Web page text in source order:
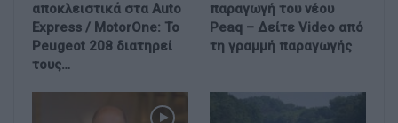
αποκλειστικά στα Auto
Express / MotorOne: Το
Peugeot 208 διατηρεί
τους…
παραγωγή του νέου
Peaq – Δείτε Video από
τη γραμμή παραγωγής